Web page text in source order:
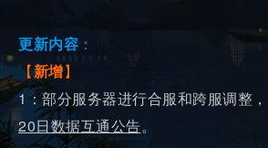
更新内容 ：
【新增】
1：部分服务器进行合服和跨服调整，
20日数据互通公告。